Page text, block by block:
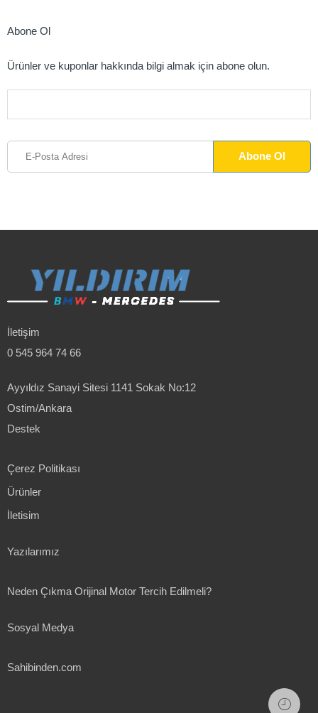
Abone Ol
Ürünler ve kuponlar hakkında bilgi almak için abone olun.
İletişim
0 545 964 74 66
Ayyıldız Sanayi Sitesi 1141 Sokak No:12
Ostim/Ankara
Destek
Çerez Politikası
Ürünler
İletisim
Yazılarımız
Neden Çıkma Orijinal Motor Tercih Edilmeli?
Sosyal Medya
Sahibinden.com